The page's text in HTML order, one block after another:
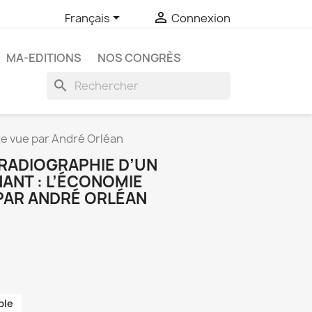
Français  Connexion
MA-EDITIONS NOS CONGRÈS
search
vue par André Orléan
D’UN
: L’ÉCONOMIE
ANDRÉ ORLÉAN